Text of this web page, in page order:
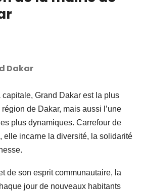
Dakar
Grand Dakar est la plus
de Dakar, mais aussi l’une
plus dynamiques. Carrefour de
elle incarne la diversité, la solidarité
de son esprit communautaire, la
jour de nouveaux habitants